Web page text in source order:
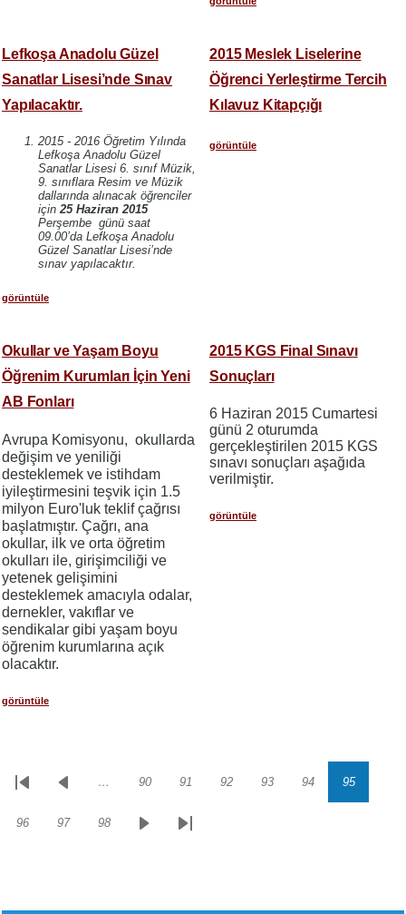
Lefkoşa Anadolu Güzel
Sanatlar Lisesi’nde Sınav
Yapılacaktır.
2015 - 2016 Öğretim Yılında
Lefkoşa Anadolu Güzel
Sanatlar Lisesi 6. sınıf Müzik,
9. sınıflara Resim ve Müzik
dallarında alınacak öğrenciler
için 25 Haziran 2015
Perşembe günü saat
09.00’da Lefkoşa Anadolu
Güzel Sanatlar Lisesi’nde
sınav yapılacaktır.
görüntüle
2015 Meslek Liselerine
Öğrenci Yerleştirme Tercih
Kılavuz Kitapçığı
görüntüle
Okullar ve Yaşam Boyu
Öğrenim Kurumları İçin Yeni
AB Fonları
Avrupa Komisyonu, okullarda
değişim ve yeniliği
desteklemek ve istihdam
iyileştirmesini teşvik için 1.5
milyon Euro'luk teklif çağrısı
başlatmıştır. Çağrı, ana
okullar, ilk ve orta öğretim
okulları ile, girişimciliği ve
yetenek gelişimini
desteklemek amacıyla odalar,
dernekler, vakıflar ve
sendikalar gibi yaşam boyu
öğrenim kurumlarına açık
olacaktır.
görüntüle
2015 KGS Final Sınavı
Sonuçları
6 Haziran 2015 Cumartesi
günü 2 oturumda
gerçekleştirilen 2015 KGS
sınavı sonuçları aşağıda
verilmiştir.
görüntüle
Sayfalama
İlk
Önceki… Sayfa
90 Sayfa
91 Sayfa
92 Sayfa
93 Sayfa
94 Sayfa
95
Sayfa
96 Sayfa
97 Sayfa
98
SonrakiSon